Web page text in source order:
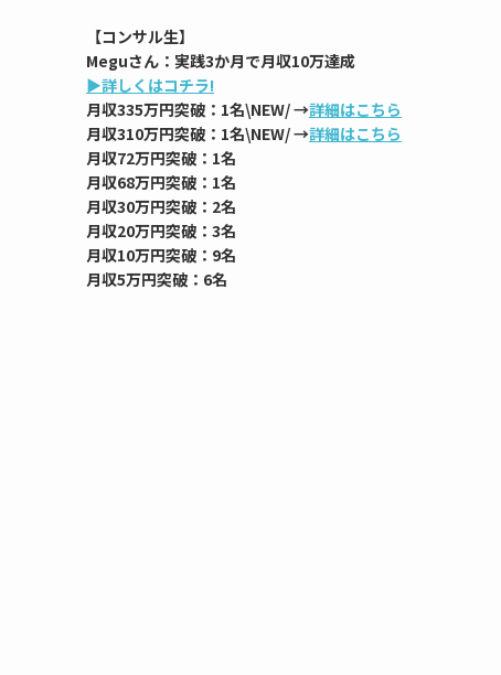
【コンサル生】
Meguさん：実践3か月で月収10万達成
▶︎詳しくはコチラ!
月収335万円突破：1名\NEW/ →詳細はこちら
月収310万円突破：1名\NEW/ →詳細はこちら
月収72万円突破：1名
月収68万円突破：1名
月収30万円突破：2名
月収20万円突破：3名
月収10万円突破：9名
月収5万円突破：6名